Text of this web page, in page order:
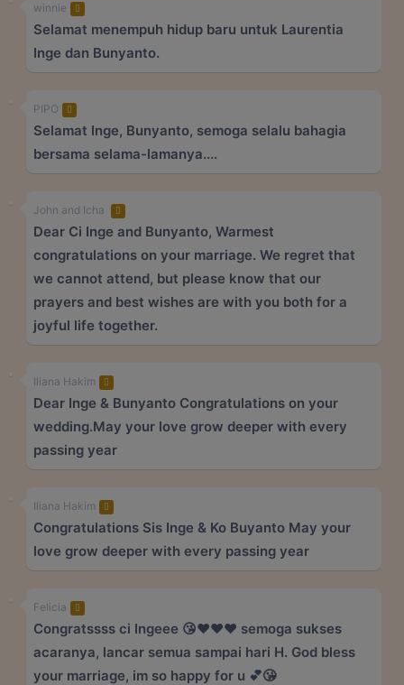
winnie
Selamat menempuh hidup baru untuk Laurentia
Inge dan Bunyanto.
PIPO
Selamat Inge, Bunyanto, semoga selalu bahagia
bersama selama-lamanya....
John and Icha
Dear Ci Inge and Bunyanto, Warmest
congratulations on your marriage. We regret that
we cannot attend, but please know that our
prayers and best wishes are with you both for a
joyful life together.
Iliana Hakim
Dear Inge & Bunyanto Congratulations on your
wedding.May your love grow deeper with every
passing year
Iliana Hakim
Congratulations Sis Inge & Ko Buyanto May your
love grow deeper with every passing year
Felicia
Congratssss ci Ingeee 😘❤️❤️❤️ semoga sukses
acaranya, lancar semua sampai hari H. God bless
your marriage, im so happy for u 💕😘